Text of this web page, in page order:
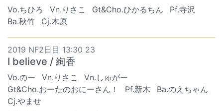
Vo.ちひろ Vn.りさこ Gt&Cho.ひかるちん
Pf.寺沢
Ba.秋竹
Cj.木原
2019 NF2日目 13:30 23
I believe / 絢香
Vo.のー Vn.りさこ
Vn.しゅがー
Gt&Cho.おーたのおにーさん！
Pf.新木
Ba.のえちゃん
Cj.やませ